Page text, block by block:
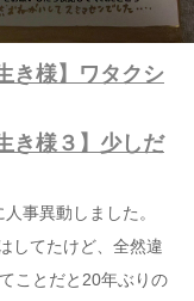
き様】ワタクシ
き様３】少しだ
事異動しました。
してたけど、全然違
ことだと20年ぶりの